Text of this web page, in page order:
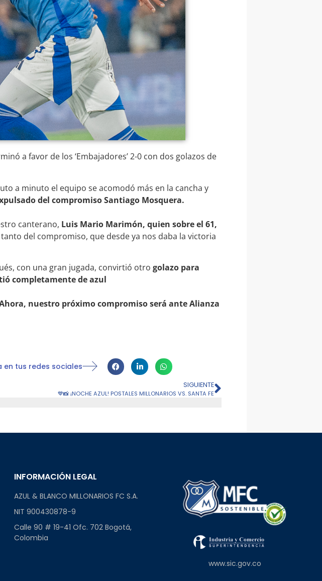
a favor de los ‘Embajadores’ 2-0 con dos golazos de
a minuto el equipo se acomodó más en la cancha y
del compromiso Santiago Mosquera.
canterano, Luis Mario Marimón, quien sobre el 61,
del compromiso, que desde ya nos daba la victoria
con una gran jugada, convirtió otro golazo para
completamente de azul
nuestro próximo compromiso será ante Alianza
tus redes sociales
SIGUIENTE
💙📸 ¡NOCHE AZUL! POSTALES MILLONARIOS VS. SANTA FE
INFORMACIÓN LEGAL
AZUL & BLANCO MILLONARIOS FC S.A.
NIT 900430878-9
Calle 90 # 19-41 Ofc. 702 Bogotá,
Colombia
www.sic.gov.co